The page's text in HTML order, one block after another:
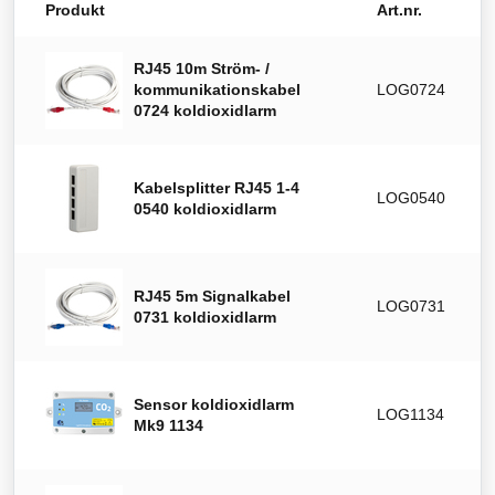
Produkt Art.nr.
RJ45 10m Ström- /
kommunikationskabel
0724 koldioxidlarm
LOG0724
Kabelsplitter RJ45 1-4
0540 koldioxidlarm
LOG0540
RJ45 5m Signalkabel
0731 koldioxidlarm
LOG0731
Sensor koldioxidlarm
Mk9 1134
LOG1134